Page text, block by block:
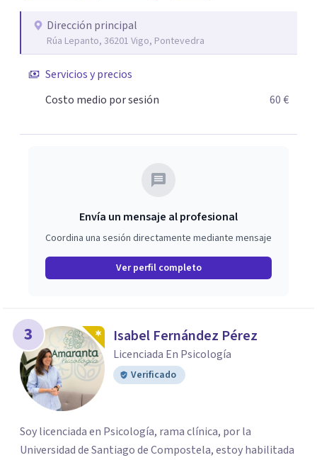
equipo: yo proporciono un entorno seguro donde
expresarse y aprender (en base al conocimiento
profundizando en sí mismo y realizando ejercicios
dirigidos a que la mejoría sea lo más intensa,
animas a que formemos un equipo?
Dirección principal
Rúa Lepanto, 36201 Vigo, Pontevedra
Servicios y precios
Costo medio por sesión
60 €
Envía un mensaje al profesional
Coordina una sesión directamente mediante mensaje
Ver perfil completo
3 Isabel Fernández Pérez
Licenciada En Psicología
Verificado
Soy licenciada en Psicología, rama clínica, por la
Universidad de Santiago de Compostela, estoy habilitada